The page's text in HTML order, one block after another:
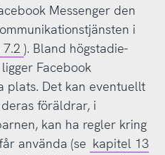
Messenger den
i
). Bland högstadie-
Facebook
plats. Det kan eventuellt
föräldrar, i
kan ha regler kring
använda (se kapitel 13